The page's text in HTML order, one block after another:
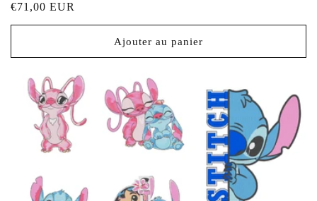
Prix
habituel
€71,00 EUR
Ajouter au panier